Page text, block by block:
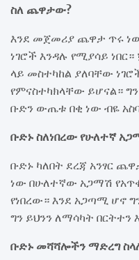
ስለ ጨዋታው?
እንደ መጀመሪያ ጨዋታ ጥሩ
ነገሮች እንዳሉ የሚያሳይ
ላይ መስተካከል ያለባቸው
የምናስተካክላቸው ይሆናል።
ቡድን ውጤቱ በቂ ነው ብዬ
ቡድኑ ስለነበረው የሁለተኛ
ቡድኑ ካለበት ደረጃ አንፃር
ነው በሁለተኛው አጋማሽ
የነበረው። እንደ አጋጣሚ ሆኖ
ግን ይህንን ለማሳካት በርትተን
ቡድኑ መሻሻሎችን ማድረግ